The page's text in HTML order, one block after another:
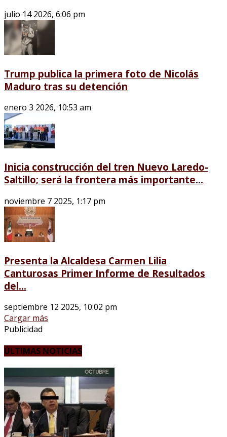
julio 14 2026, 6:06 pm
Trump publica la primera foto de Nicolás
Maduro tras su detención
enero 3 2026, 10:53 am
Inicia construcción del tren Nuevo Laredo-
Saltillo; será la frontera más importante...
noviembre 7 2025, 1:17 pm
Presenta la Alcaldesa Carmen Lilia
Canturosas Primer Informe de Resultados
del...
septiembre 12 2025, 10:02 pm
Cargar más
Publicidad
ÚLTIMAS NOTICIAS